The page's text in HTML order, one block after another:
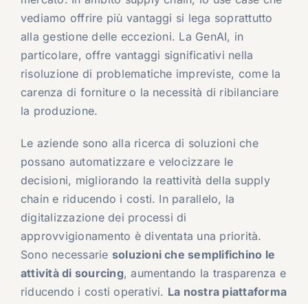
vediamo offrire più vantaggi si lega soprattutto
alla gestione delle eccezioni. La GenAI, in
particolare, offre vantaggi significativi nella
risoluzione di problematiche impreviste, come la
carenza di forniture o la necessità di ribilanciare
la produzione.
Le aziende sono alla ricerca di soluzioni che
possano automatizzare e velocizzare le
decisioni, migliorando la reattività della supply
chain e riducendo i costi. In parallelo, la
digitalizzazione dei processi di
approvvigionamento è diventata una priorità.
Sono necessarie soluzioni che semplifichino le
attività di sourcing, aumentando la trasparenza e
riducendo i costi operativi. La nostra piattaforma